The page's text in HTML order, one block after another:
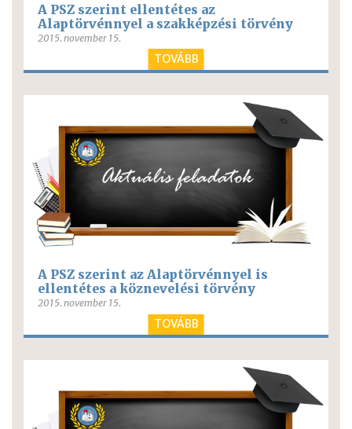
A PSZ szerint ellentétes az
Alaptörvénnyel a szakképzési törvény
2015. november 15.
TOVÁBB
A PSZ szerint az Alaptörvénnyel is
ellentétes a köznevelési törvény
2015. november 15.
TOVÁBB